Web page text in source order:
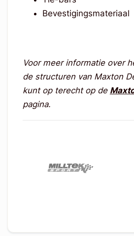
Bevestigingsmateriaal
Voor meer informatie over
de structuren van Maxton
kunt op terecht op de
pagina.